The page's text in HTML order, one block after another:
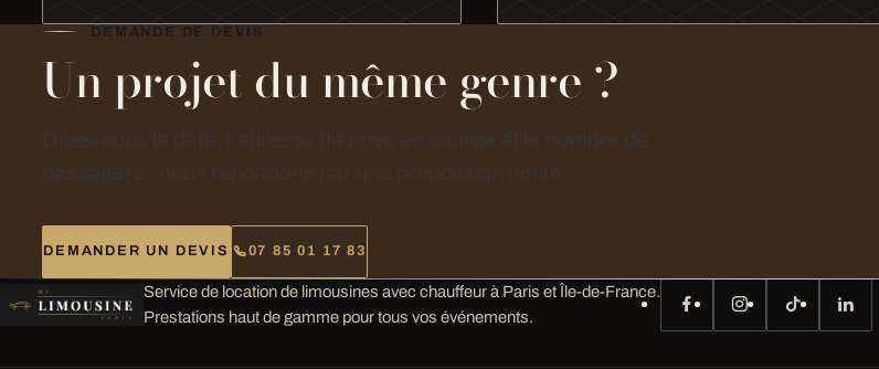
DEMANDE DE DEVIS
Un projet du même genre ?
DEMANDER UN DEVIS 07 85 01 17 83
Service de location de limousines avec chauffeur à Paris et Île-de-France.
Prestations haut de gamme pour tous vos événements.